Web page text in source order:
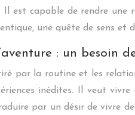
Il est capable de rendre
une quête de sens et
: un besoin
par la routine et les
inédites. Il veut
par un désir de vivre